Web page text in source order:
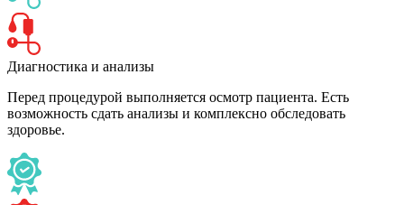
Диагностика и анализы
Перед процедурой выполняется осмотр пациента. Есть
возможность сдать анализы и комплексно обследовать
здоровье.